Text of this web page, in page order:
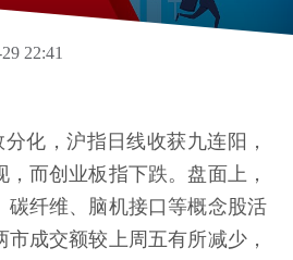
22:41
化，沪指日线收获九连阳，
而创业板指下跌。盘面上，
碳纤维、脑机接口等概念股活
成交额较上周五有所减少，